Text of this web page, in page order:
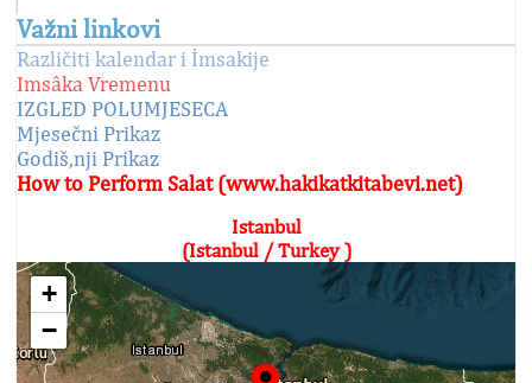
Važni linkovi
Različiti kalendar i İmsakije
Imsâka Vremenu
IZGLED POLUMJESECA
Mjesečni Prikaz
Godiš,nji Prikaz
How to Perform Salat (www.hakikatkitabevi.net)
Istanbul
(Istanbul / Turkey )
+
−